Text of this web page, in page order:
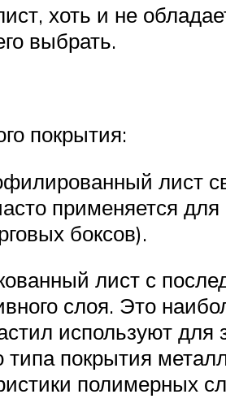
хоть и не
выбрать.
покрытия:
лист
применяется
боксов).
лист с
слоя. Это
используют
типа покрытия
полимерных